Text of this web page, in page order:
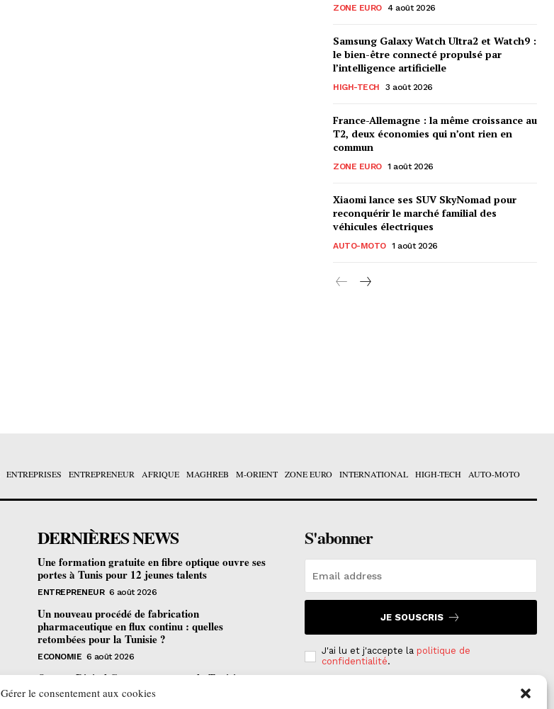
Gérer le consentement aux cookies
ZONE EURO 4 août 2026
Samsung Galaxy Watch Ultra2 et Watch9 :
le bien-être connecté propulsé par
l’intelligence artificielle
HIGH-TECH 3 août 2026
France-Allemagne : la même croissance au
T2, deux économies qui n’ont rien en
commun
ZONE EURO 1 août 2026
Xiaomi lance ses SUV SkyNomad pour
reconquérir le marché familial des
véhicules électriques
AUTO-MOTO 1 août 2026
ENTREPRISES ENTREPRENEUR AFRIQUE MAGHREB M-ORIENT ZONE EURO INTERNATIONAL HIGH-TECH AUTO-MOTO
DERNIÈRES NEWS
Une formation gratuite en fibre optique ouvre ses
portes à Tunis pour 12 jeunes talents
ENTREPRENEUR 6 août 2026
Un nouveau procédé de fabrication
pharmaceutique en flux continu : quelles
retombées pour la Tunisie ?
ECONOMIE 6 août 2026
Orange Digital Center : comment la Tunisie est
devenue le laboratoire mondial de l’inclusion
S'abonner
JE SOUSCRIS
J'ai lu et j'accepte la politique de
confidentialité.